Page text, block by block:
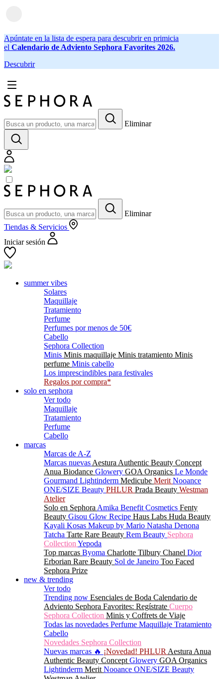
Apúntate en la lista de espera para descubrir en primicia
el Calendario de Adviento Sephora Favorites 2026.
Descubrir
Eliminar
Eliminar
Tiendas & Servicios
Iniciar sesión
summer vibes
Solares
Maquillaje
Tratamiento
Perfume
Perfumes por menos de 50€
Cabello
Sephora Collection
Minis Minis maquillaje Minis tratamiento Minis
perfume Minis cabello
Los imprescindibles para festivales
Regalos por compra*
solo en sephora
Ver todo
Maquillaje
Tratamiento
Perfume
Cabello
marcas
Marcas de A-Z
Marcas nuevas Aestura Authentic Beauty Concept
Anua Biodance Glowery GOA Organics Le Monde
Gourmand Lightinderm Medicube Merit Nooance
ONE/SIZE Beauty PHLUR Prada Beauty Westman
Atelier
Solo en Sephora Amika Benefit Cosmetics Fenty
Beauty Gisou Glow Recipe Haus Labs Huda Beauty
Kayali Kosas Makeup by Mario Natasha Denona
Tatcha Tarte Rare Beauty Rem Beauty Sephora
Collection Yepoda
Top marcas Byoma Charlotte Tilbury Chanel Dior
Erborian Rare Beauty Sol de Janeiro Too Faced
Sephora Prize
new & trending
Ver todo
Trending now Esenciales de Boda Calendario de
Adviento Sephora Favorites: Regístrate Cuerpo
Sephora Collection Minis y Coffrets de Viaje
Todas las novedades Perfume Maquillaje Tratamiento
Cabello
Novedades Sephora Collection
Nuevas marcas 🔥 ¡Novedad! PHLUR Aestura Anua
Authentic Beauty Concept Glowery GOA Organics
Lightinderm Merit Nooance ONE/SIZE Beauty